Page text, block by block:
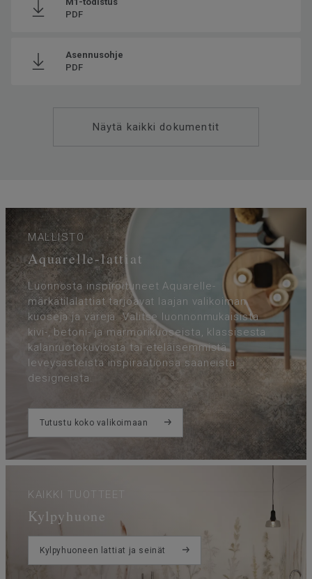
PDF
Asennusohje
PDF
Näytä kaikki dokumentit
MALLISTO
Aquarelle-lattiat
Luonnosta inspiroituneet Aquarelle-
märkätilalattiat tarjoavat laajan valikoiman
kuoseja ja värejä. Valitse luonnonmukaisista
kivi-, betoni- ja marmorikuoseista, klassisesta
kalanruotokuviosta tai eteläisemmistä
leveysasteista inspiraationsa saaneista
designeista.
Tutustu koko valikoimaan
KAIKKI TUOTTEET
Kylpyhuone
Kylpyhuoneen lattiat ja seinät